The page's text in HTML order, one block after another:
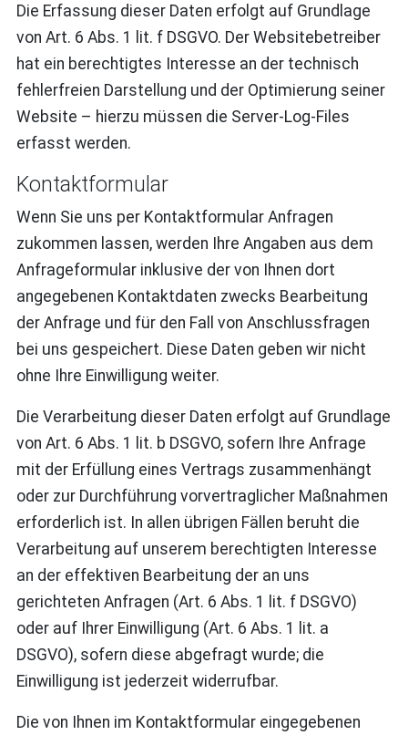
Die Erfassung dieser Daten erfolgt auf Grundlage
von Art. 6 Abs. 1 lit. f DSGVO. Der Websitebetreiber
hat ein berechtigtes Interesse an der technisch
fehlerfreien Darstellung und der Optimierung seiner
Website – hierzu müssen die Server-Log-Files
erfasst werden.
Kontaktformular
Wenn Sie uns per Kontaktformular Anfragen
zukommen lassen, werden Ihre Angaben aus dem
Anfrageformular inklusive der von Ihnen dort
angegebenen Kontaktdaten zwecks Bearbeitung
der Anfrage und für den Fall von Anschlussfragen
bei uns gespeichert. Diese Daten geben wir nicht
ohne Ihre Einwilligung weiter.
Die Verarbeitung dieser Daten erfolgt auf Grundlage
von Art. 6 Abs. 1 lit. b DSGVO, sofern Ihre Anfrage
mit der Erfüllung eines Vertrags zusammenhängt
oder zur Durchführung vorvertraglicher Maßnahmen
erforderlich ist. In allen übrigen Fällen beruht die
Verarbeitung auf unserem berechtigten Interesse
an der effektiven Bearbeitung der an uns
gerichteten Anfragen (Art. 6 Abs. 1 lit. f DSGVO)
oder auf Ihrer Einwilligung (Art. 6 Abs. 1 lit. a
DSGVO), sofern diese abgefragt wurde; die
Einwilligung ist jederzeit widerrufbar.
Die von Ihnen im Kontaktformular eingegebenen